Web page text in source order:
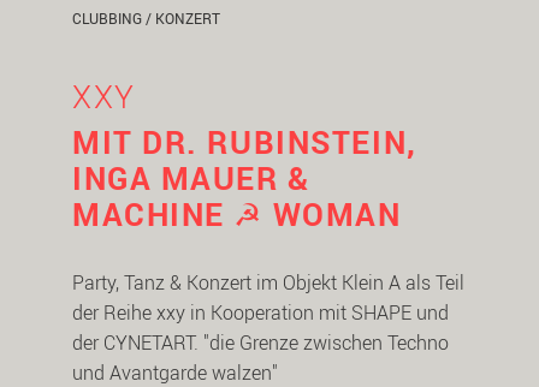
CLUBBING / KONZERT
XXY
MIT DR. RUBINSTEIN,
INGA MAUER &
MACHINE ☭ WOMAN
Party, Tanz & Konzert im Objekt Klein A als Teil
der Reihe xxy in Kooperation mit SHAPE und
der CYNETART. "die Grenze zwischen Techno
und Avantgarde walzen"